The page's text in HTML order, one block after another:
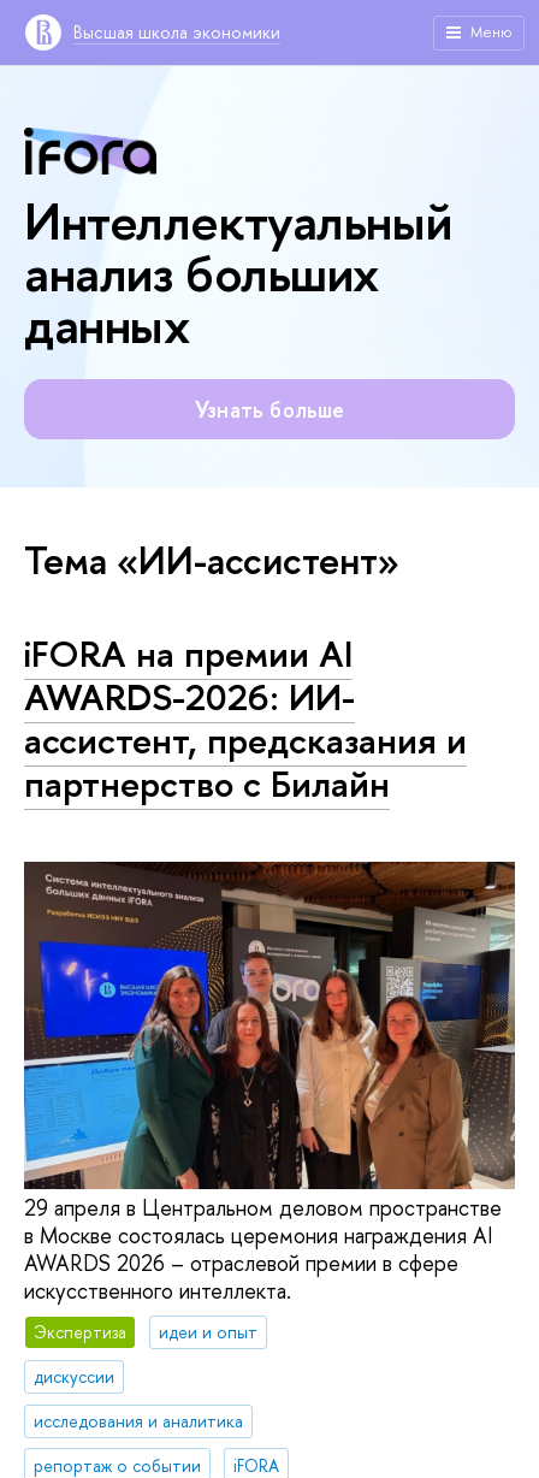
Высшая школа экономики Меню
Интеллектуальный
анализ больших
данных
Узнать больше
Тема «ИИ-ассистент»
iFORA на премии AI
AWARDS-2026: ИИ-
ассистент, предсказания и
партнерство с Билайн
29 апреля в Центральном деловом пространстве
в Москве состоялась церемония награждения AI
AWARDS 2026 – отраслевой премии в сфере
искусственного интеллекта.
Экспертиза
идеи и опыт
дискуссии
исследования и аналитика
репортаж о событии
iFORA